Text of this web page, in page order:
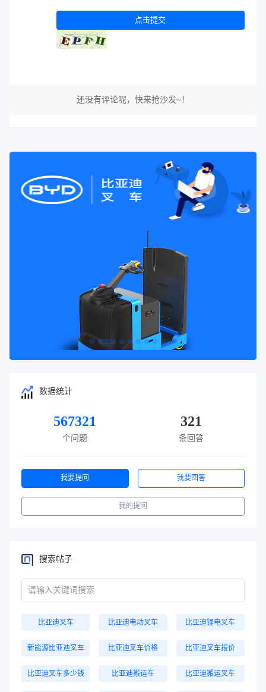
点击提交
还没有评论呢，快来抢沙发~！
数据统计
567321
个问题
321
条回答
我要提问 我要回答
我的提问
搜索帖子
比亚迪叉车 比亚迪电动叉车 比亚迪锂电叉车
新能源比亚迪叉车 比亚迪叉车价格 比亚迪叉车报价
比亚迪叉车多少钱 比亚迪搬运车 比亚迪搬运叉车